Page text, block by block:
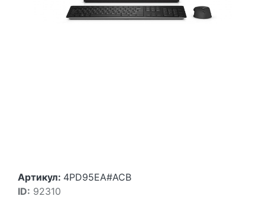
Артикул: 4PD95EA#ACB
ID: 92310